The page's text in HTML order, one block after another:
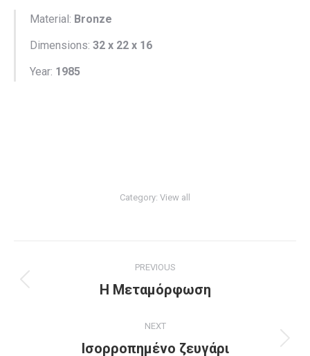
Material: Bronze
Dimensions: 32 x 22 x 16
Year: 1985
Category: View all
navigation
PREVIOUS
Previous
Η Μεταμόρφωση
NEXT
Next
Ισορροπημένο ζευγάρι